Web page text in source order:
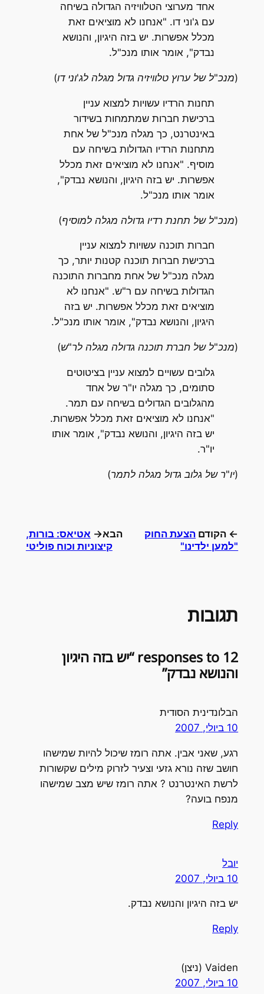
אחד מערוצי הטלוויזיה הגדולה בשיחה
עם ג'וני דו. "אנחנו לא מוציאים זאת
מכלל אפשרות. יש בזה היגיון, והנושא
נבדק", אומר אותו מנכ"ל.
(מנכ"ל של ערוץ טלוויזיה גדול מגלה לג'וני דו)
תחנות הרדיו עשויות למצוא עניין
ברכישת חברות שמתמחות בשידור
באינטרנט, כך מגלה מנכ"ל של אחת
מתחנות הרדיו הגדולות בשיחה עם
מוסיף. "אנחנו לא מוציאים זאת מכלל
אפשרות. יש בזה היגיון, והנושא נבדק",
אומר אותו מנכ"ל.
(מנכ"ל של תחנת רדיו גדולה מגלה למוסיף)
חברות תוכנה עשויות למצוא עניין
ברכישת חברות תוכנה קטנות יותר, כך
מגלה מנכ"ל של אחת מחברות התוכנה
הגדולות בשיחה עם ר"ש. "אנחנו לא
מוציאים זאת מכלל אפשרות. יש בזה
היגיון, והנושא נבדק", אומר אותו מנכ"ל.
(מנכ"ל של חברת תוכנה גדולה מגלה לר"ש)
גלובים עשויים למצוא עניין בציטוטים
סתומים, כך מגלה יו"ר של אחד
מהגלובים הגדולים בשיחה עם תמר.
"אנחנו לא מוציאים זאת מכלל אפשרות.
יש בזה היגיון, והנושא נבדק", אומר אותו
יו"ר.
(יו"ר של גלוב גדול מגלה לתמר)
← הקודם הצעת החוק
"למען ילדינו"
הבא→ אטיאס: בורות,
קיצוניות וכוח פוליטי
תגובות
12 responses to “יש בזה היגיון
והנושא נבדק”
הבלונדינית הסודית
10 ביולי, 2007
רגע, שאני אבין. אתה רומז שיכול להיות שמישהו
חושב שזה נורא גזעי וצעיר לזרוק מילים שקשורות
לרשת האינטרנט ? אתה רומז שיש מצב שמישהו
מנפח בועה?
Reply
יובל
10 ביולי, 2007
יש בזה היגיון והנושא נבדק.
Reply
Vaiden (ניצן)
10 ביולי, 2007